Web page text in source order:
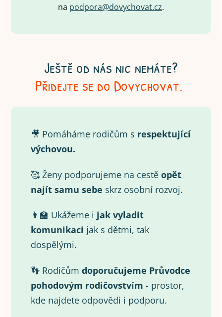
na podpora@dovychovat.cz.
Ještě od nás nic nemáte?
Přidejte se do Dovychovat.
🎥 Pomáháme rodičům s respektující
výchovou.
🥰 Ženy podporujeme na cestěopět
najít samu sebe skrz osobní rozvoj.
👨‍🏫 Ukážeme i jak vyladit
komunikaci jak s dětmi, tak
dospělými.
👣 Rodičůmdoporučujeme Průvodce
pohodovým rodičovstvím - prostor,
kde najdete odpovědi i podporu.